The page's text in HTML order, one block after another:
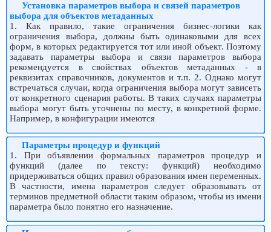
Установка параметров выбора и связей параметров
выбора для объектов метаданных
1. Как правило, такие ограничения бизнес-логики как
ограничения выбора, должны быть одинаковыми для всех
форм, в которых редактируется тот или иной объект. Поэтому
задавать параметры выбора и связи параметров выбора
рекомендуется в свойствах объектов метаданных - в
реквизитах справочников, документов и т.п. 2. Однако могут
встречаться случаи, когда ограничения выбора могут зависеть
от конкретного сценария работы. В таких случаях параметры
выбора могут быть уточнены по месту, в конкретной форме.
Например, в конфигурации имеются
Параметры процедур и функций
1. При объявлении формальных параметров процедур и
функций (далее по тексту: функций) необходимо
придерживаться общих правил образования имен переменных.
В частности, имена параметров следует образовывать от
терминов предметной области таким образом, чтобы из имени
параметра было понятно его назначение.